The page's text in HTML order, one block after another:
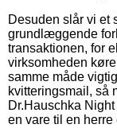
Desuden slår vi et
grundlæggende
transaktionen, for
virksomheden
samme måde
kvitteringsmail, så
Dr.Hauschka
en vare til en herre